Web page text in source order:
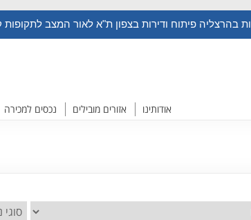
בהרצליה פיתוח ודירות בצפון ת"א לאור המצב
אודותינו אזורים מובילים נכסים למכירה